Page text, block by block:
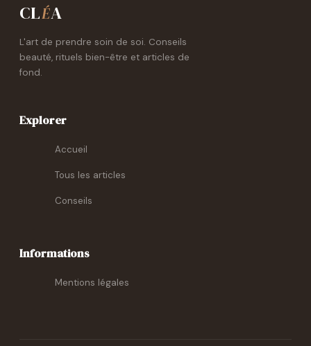
CLÉA
L'art de prendre soin de soi. Conseils
beauté, rituels bien-être et articles de
fond.
Explorer
Accueil
Tous les articles
Conseils
Informations
Mentions légales